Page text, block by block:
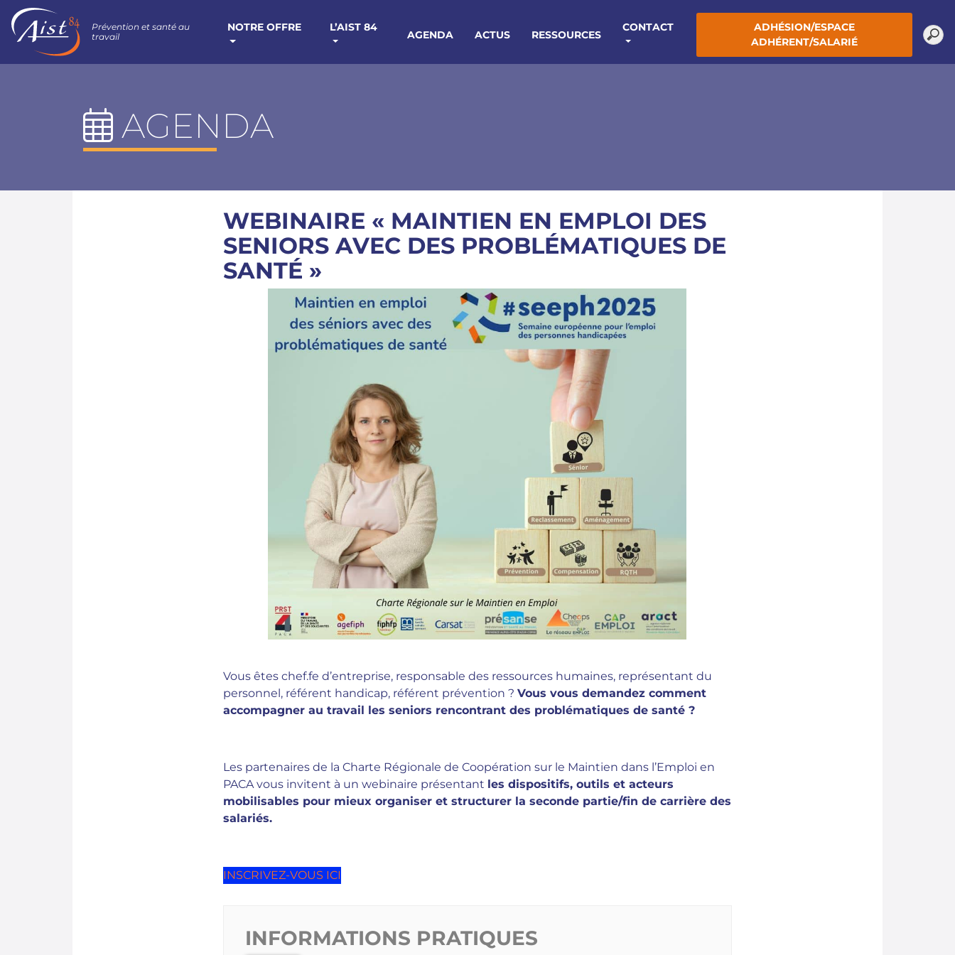
Prévention et santé au
travail
NOTRE OFFRE L’AIST 84
AGENDA ACTUS RESSOURCES
CONTACT
ADHÉSION/ESPACE
ADHÉRENT/SALARIÉ
AGENDA
WEBINAIRE « MAINTIEN EN EMPLOI DES
SENIORS AVEC DES PROBLÉMATIQUES DE
SANTÉ »
Vous êtes chef.fe d’entreprise, responsable des ressources humaines, représentant du
personnel, référent handicap, référent prévention ? Vous vous demandez comment
accompagner au travail les seniors rencontrant des problématiques de santé ?
Les partenaires de la Charte Régionale de Coopération sur le Maintien dans l’Emploi en
PACA vous invitent à un webinaire présentant les dispositifs, outils et acteurs
mobilisables pour mieux organiser et structurer la seconde partie/fin de carrière des
salariés.
INSCRIVEZ-VOUS ICI
INFORMATIONS PRATIQUES